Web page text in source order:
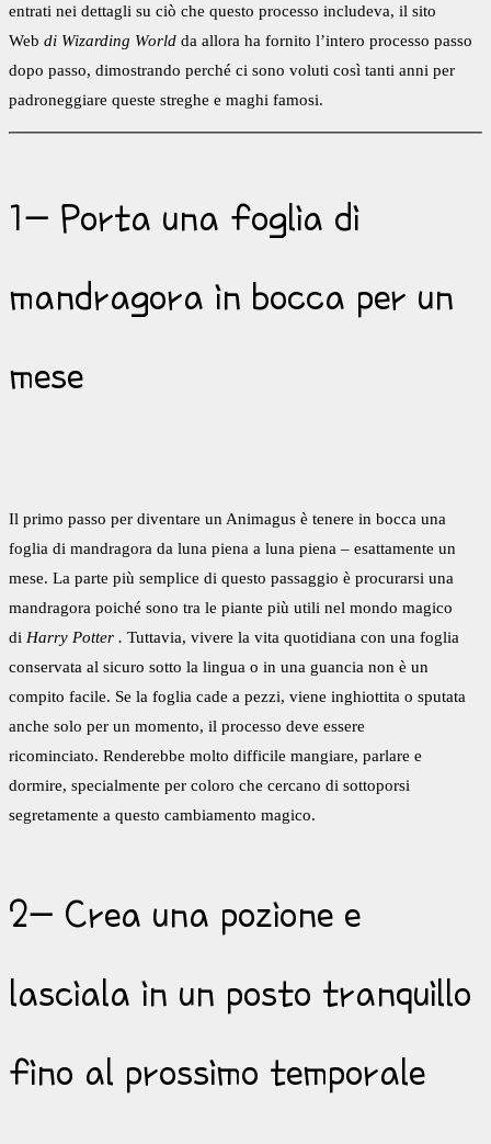
entrati nei dettagli su ciò che questo processo includeva, il sito
Web di Wizarding World da allora ha fornito l’intero processo passo
dopo passo, dimostrando perché ci sono voluti così tanti anni per
padroneggiare queste streghe e maghi famosi.
1- Porta una foglia di
mandragora in bocca per un
mese
Il primo passo per diventare un Animagus è tenere in bocca una
foglia di mandragora da luna piena a luna piena – esattamente un
mese. La parte più semplice di questo passaggio è procurarsi una
mandragora poiché sono tra le piante più utili nel mondo magico
di Harry Potter . Tuttavia, vivere la vita quotidiana con una foglia
conservata al sicuro sotto la lingua o in una guancia non è un
compito facile. Se la foglia cade a pezzi, viene inghiottita o sputata
anche solo per un momento, il processo deve essere
ricominciato. Renderebbe molto difficile mangiare, parlare e
dormire, specialmente per coloro che cercano di sottoporsi
segretamente a questo cambiamento magico.
2- Crea una pozione e
lasciala in un posto tranquillo
fino al prossimo temporale